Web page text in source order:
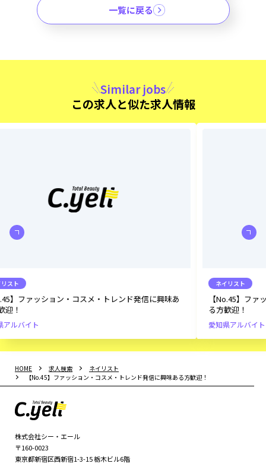
一覧に戻る
Similar jobs
この求人と似た求人情報
味あ
【No.45】ファッション・コスメ・トレンド発信に興味あ
HOME 求人検索
ネイリスト
【No.45】ファッション・コスメ・トレンド発信に興味ある方歓迎！
株式会社シー・エール
〒160-0023
東京都新宿区西新宿1-3-15 栃木ビル6階